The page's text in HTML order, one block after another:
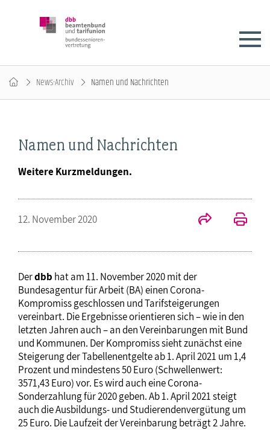
News-Archiv Namen und Nachrichten
Namen und Nachrichten
Weitere Kurzmeldungen.
12. November 2020
Derdbb hat am 11. November 2020 mit der
Bundesagentur für Arbeit (BA) einen Corona-
Kompromiss geschlossen und Tarifsteigerungen
vereinbart. Die Ergebnisse orientieren sich – wie in den
letzten Jahren auch – an den Vereinbarungen mit Bund
und Kommunen. Der Kompromiss sieht zunächst eine
Steigerung der Tabellenentgelte ab 1. April 2021 um 1,4
Prozent und mindestens 50 Euro (Schwellenwert:
3571,43 Euro) vor. Es wird auch eine Corona-
Sonderzahlung für 2020 geben. Ab 1. April 2021 steigt
auch die Ausbildungs- und Studierendenvergütung um
25 Euro. Die Laufzeit der Vereinbarung beträgt 2 Jahre.